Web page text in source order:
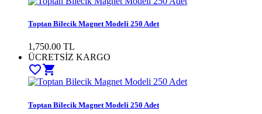
Toptan Bilecik Magnet Modeli 250 Adet
1,750.00 TL
ÜCRETSİZ KARGO
favorite_border shopping_cart
Toptan Bilecik Magnet Modeli 250 Adet